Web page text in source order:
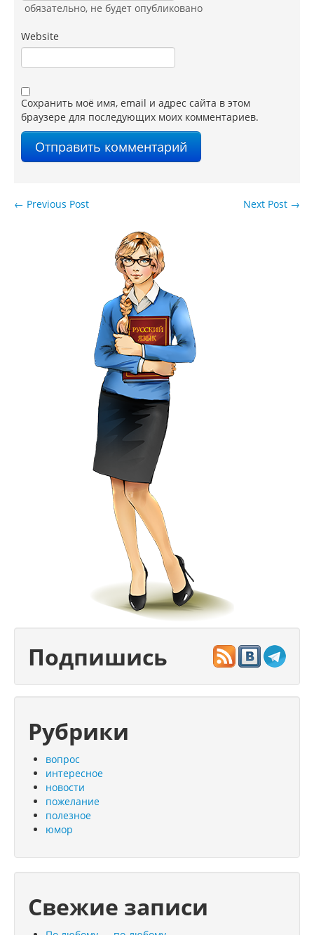
обязательно, не будет опубликовано
Website
Сохранить моё имя, email и адрес сайта в этом
браузере для последующих моих комментариев.
Next Post →
← Previous Post
Подпишись
Рубрики
вопрос
интересное
новости
пожелание
полезное
юмор
Свежие записи